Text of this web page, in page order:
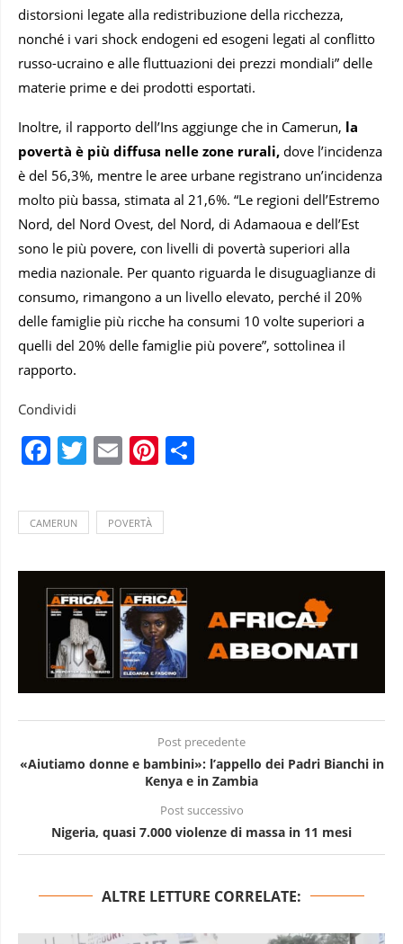
distorsioni legate alla redistribuzione della ricchezza,
nonché i vari shock endogeni ed esogeni legati al conflitto
russo-ucraino e alle fluttuazioni dei prezzi mondiali” delle
materie prime e dei prodotti esportati.
Inoltre, il rapporto dell’Ins aggiunge che in Camerun, la
povertà è più diffusa nelle zone rurali, dove l’incidenza
è del 56,3%, mentre le aree urbane registrano un’incidenza
molto più bassa, stimata al 21,6%. “Le regioni dell’Estremo
Nord, del Nord Ovest, del Nord, di Adamaoua e dell’Est
sono le più povere, con livelli di povertà superiori alla
media nazionale. Per quanto riguarda le disuguaglianze di
consumo, rimangono a un livello elevato, perché il 20%
delle famiglie più ricche ha consumi 10 volte superiori a
quelli del 20% delle famiglie più povere”, sottolinea il
rapporto.
Condividi
Facebook
Twitter
EmailPinterest
CAMERUN POVERTÀ
Post precedente
«Aiutiamo donne e bambini»: l’appello dei Padri Bianchi in
Kenya e in Zambia
Post successivo
Nigeria, quasi 7.000 violenze di massa in 11 mesi
ALTRE LETTURE CORRELATE: